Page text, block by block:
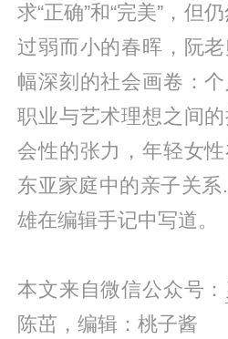
求“正确”和“完美”，但
过弱而小的春晖，阮
幅深刻的社会画卷：
职业与艺术理想之间
会性的张力，年轻女
东亚家庭中的亲子关
雄在编辑手记中写道。
本文来自微信公众号：
陈茁，编辑：桃子酱